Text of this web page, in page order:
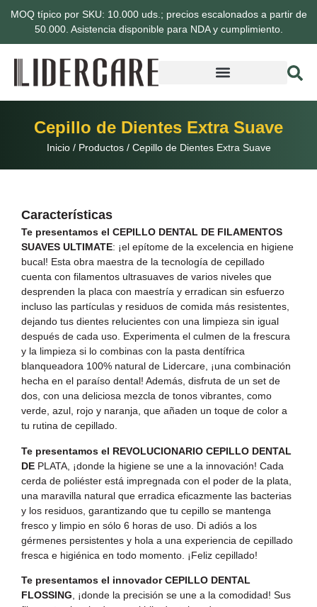
MOQ típico por SKU: 10.000 uds.; precios escalonados a partir de
50.000. Asistencia disponible para NDA y cumplimiento.
Cepillo de Dientes Extra Suave
Inicio/ Productos/ Cepillo de Dientes Extra Suave
Características
Te presentamos el CEPILLO DENTAL DE FILAMENTOS
SUAVES ULTIMATE: ¡el epítome de la excelencia en higiene
bucal! Esta obra maestra de la tecnología de cepillado
cuenta con filamentos ultrasuaves de varios niveles que
desprenden la placa con maestría y erradican sin esfuerzo
incluso las partículas y residuos de comida más resistentes,
dejando tus dientes relucientes con una limpieza sin igual
después de cada uso. Experimenta el culmen de la frescura
y la limpieza si lo combinas con la pasta dentífrica
blanqueadora 100% natural de Lidercare, ¡una combinación
hecha en el paraíso dental! Además, disfruta de un set de
dos, con una deliciosa mezcla de tonos vibrantes, como
verde, azul, rojo y naranja, que añaden un toque de color a
tu rutina de cepillado.
Te presentamos el REVOLUCIONARIO CEPILLO DENTAL
DE PLATA, ¡donde la higiene se une a la innovación! Cada
cerda de poliéster está impregnada con el poder de la plata,
una maravilla natural que erradica eficazmente las bacterias
y los residuos, garantizando que tu cepillo se mantenga
fresco y limpio en sólo 6 horas de uso. Di adiós a los
gérmenes persistentes y hola a una experiencia de cepillado
fresca e higiénica en todo momento. ¡Feliz cepillado!
Te presentamos el innovador CEPILLO DENTAL
FLOSSING , ¡donde la precisión se une a la comodidad! Sus